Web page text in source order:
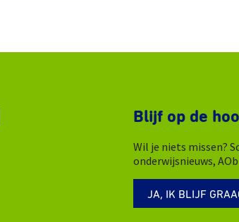
Blijf op de
Wil je niets missen?
onderwijsnieuws,
JA, IK BLIJF